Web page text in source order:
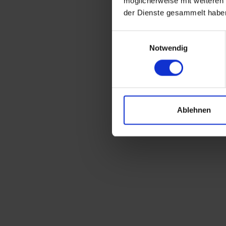
der Dienste gesammelt
Notwendig
Ablehnen